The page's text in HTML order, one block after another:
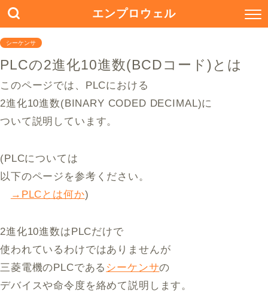
エンプロウェル
シーケンサ
PLCの2進化10進数(BCDコード)とは
このページでは、PLCにおける
2進化10進数(BINARY CODED DECIMAL)に
ついて説明しています。
(PLCについては
以下のページを参考ください。
→PLCとは何か)
2進化10進数はPLCだけで
使われているわけではありませんが
三菱電機のPLCである シーケンサの
デバイスや命令度を絡めて説明します。